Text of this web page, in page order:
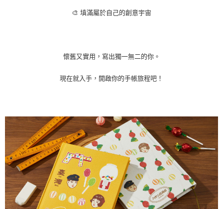
🎨 填滿屬於自己的創意宇宙
懷舊又實用，寫出獨一無二的你。
現在就入手，開啟你的手帳旅程吧！